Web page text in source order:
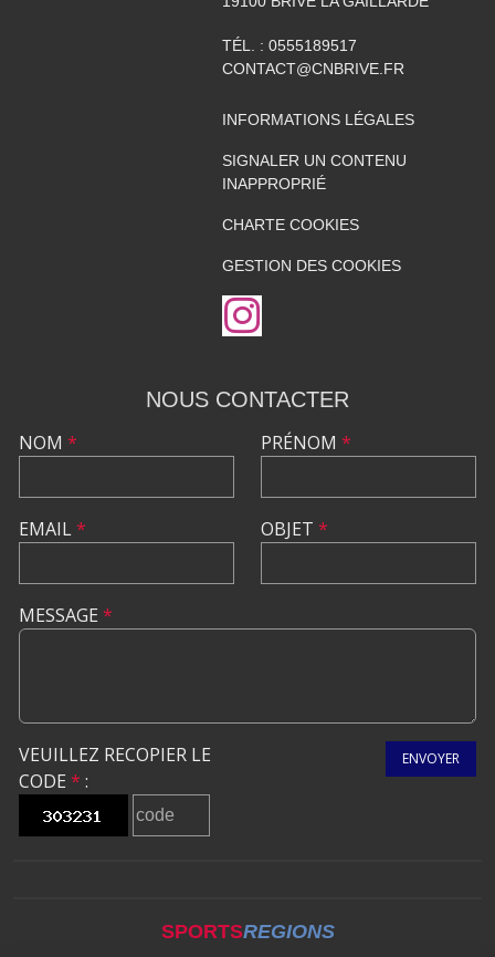
TÉL. : 0555189517
CONTACT@CNBRIVE.FR
INFORMATIONS LÉGALES
SIGNALER UN CONTENU
INAPPROPRIÉ
CHARTE COOKIES
GESTION DES COOKIES
NOUS CONTACTER
NOM *
EMAIL*
PRÉNOM *
OBJET *
MESSAGE *
VEUILLEZ RECOPIER LE
CODE * :
ENVOYER
SPORTSREGIONS